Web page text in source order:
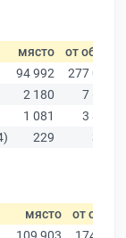
място от общо
94 992
277 019
2 180
7 664
1 081
3 838
229 355
място
от общо